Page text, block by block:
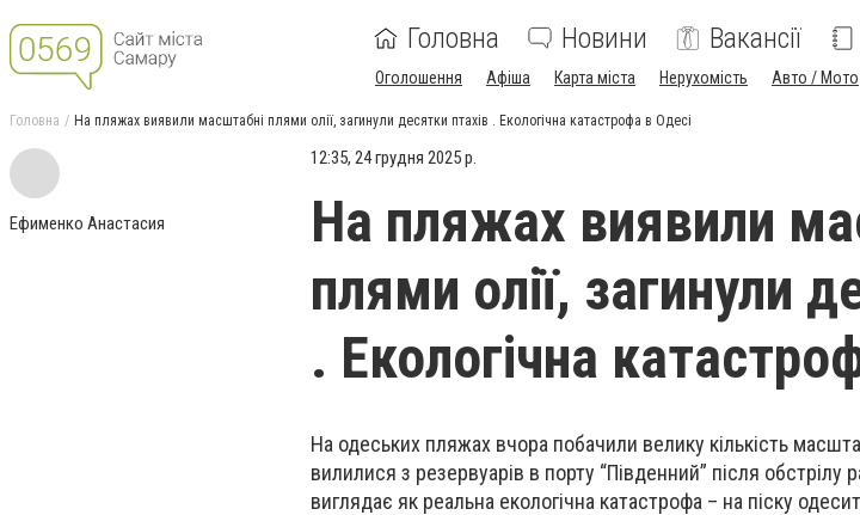
Головна Новини Вакансії
Оголошення Афіша Карта міста Нерухомість Авто / Мото
Головна На пляжах виявили масштабні плями олії, загинули десятки птахів . Екологічна катастрофа в Одесі
Ефименко Анастасия
12:35, 24 грудня 2025 р.
На пляжах виявили
плями олії, загинули
. Екологічна
На одеських пляжах вчора побачили велику кількість
вилилися з резервуарів в порту “Південний” після
виглядає як реальна екологічна катастрофа – на піску